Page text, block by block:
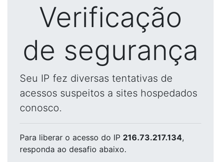
Verificação
de segurança
Seu IP fez diversas tentativas de
acessos suspeitos a sites hospedados
conosco.
Para liberar o acesso do IP 216.73.217.134,
responda ao desafio abaixo.